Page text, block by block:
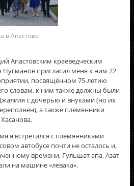
в Апастово
Апастовским краеведческим
пригласил меня к ним 22
посвящённом 75-летию
словам, к ним также должны были
с дочерью и внуками (но их
а также племянники
я встретился с племянниками
автобусе почти не осталось и,
времени, Гульшат апа, Азат
на машине «левака».